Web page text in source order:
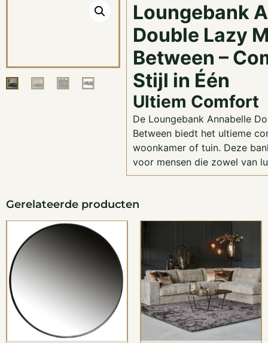
Loungebank
Double Lazy
Between –
Stijl in Één
Ultiem Comfort
De Loungebank Annabelle
Between biedt het ultieme
woonkamer of tuin. Deze
voor mensen die zowel van
Gerelateerde producten